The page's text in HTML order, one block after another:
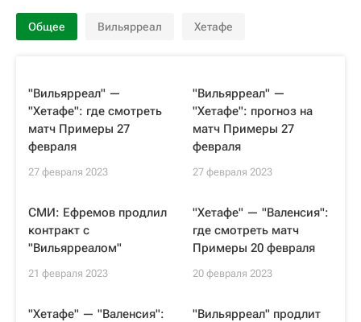
Общее Вильярреал Хетафе
"Вильярреал" —
"Хетафе": где смотреть
матч Примеры 27
февраля
27 февраля 2023
"Вильярреал" —
"Хетафе": прогноз на
матч Примеры 27
февраля
27 февраля 2023
СМИ: Ефремов продлил
контракт с
"Вильярреалом"
21 февраля 2023
"Хетафе" — "Валенсия":
где смотреть матч
Примеры 20 февраля
20 февраля 2023
"Хетафе" — "Валенсия":
"Вильярреал" продлит